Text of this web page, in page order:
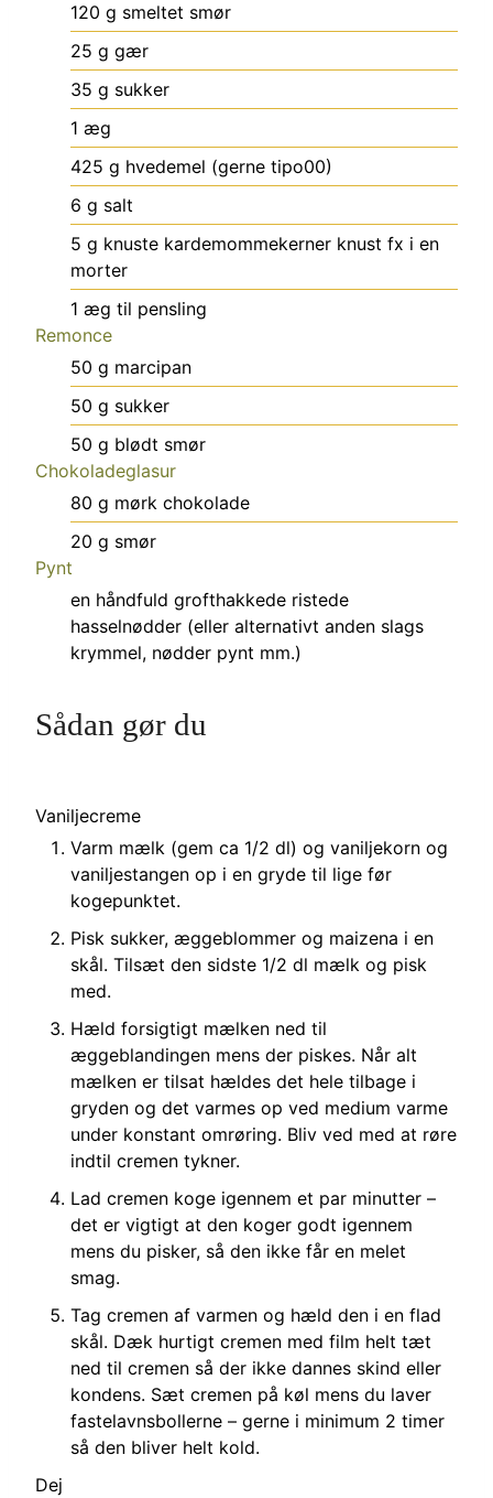
120 g smeltet smør
25 g gær
35 g sukker
1 æg
425 g hvedemel (gerne tipo00)
6 g salt
5 g knuste kardemommekerner knust fx i en
morter
1 æg til pensling
Remonce
50 g marcipan
50 g sukker
50 g blødt smør
Chokoladeglasur
80 g mørk chokolade
20 g smør
Pynt
en håndfuld grofthakkede ristede
hasselnødder (eller alternativt anden slags
krymmel, nødder pynt mm.)
Sådan gør du
Vaniljecreme
Varm mælk (gem ca 1/2 dl) og vaniljekorn og
vaniljestangen op i en gryde til lige før
kogepunktet.
Pisk sukker, æggeblommer og maizena i en
skål. Tilsæt den sidste 1/2 dl mælk og pisk
med.
Hæld forsigtigt mælken ned til
æggeblandingen mens der piskes. Når alt
mælken er tilsat hældes det hele tilbage i
gryden og det varmes op ved medium varme
under konstant omrøring. Bliv ved med at røre
indtil cremen tykner.
Lad cremen koge igennem et par minutter –
det er vigtigt at den koger godt igennem
mens du pisker, så den ikke får en melet
smag.
Tag cremen af varmen og hæld den i en flad
skål. Dæk hurtigt cremen med film helt tæt
ned til cremen så der ikke dannes skind eller
kondens. Sæt cremen på køl mens du laver
fastelavnsbollerne – gerne i minimum 2 timer
så den bliver helt kold.
Dej